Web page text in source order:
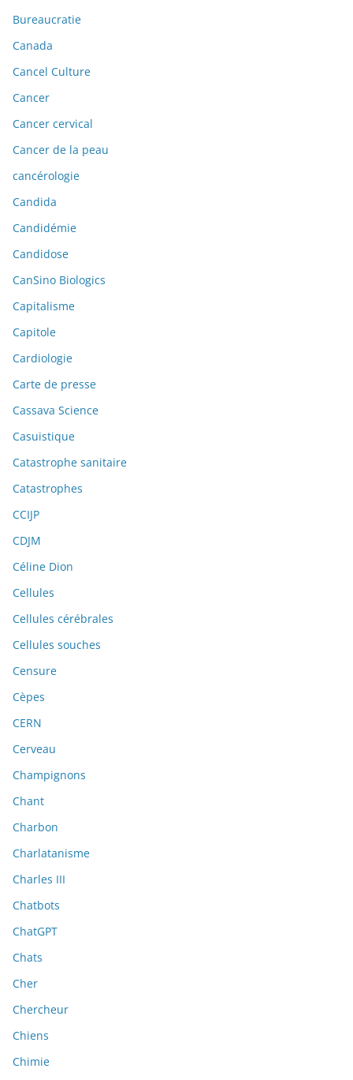
Bureaucratie
Canada
Cancel Culture
Cancer
Cancer cervical
Cancer de la peau
cancérologie
Candida
Candidémie
Candidose
CanSino Biologics
Capitalisme
Capitole
Cardiologie
Carte de presse
Cassava Science
Casuistique
Catastrophe sanitaire
Catastrophes
CCIJP
CDJM
Céline Dion
Cellules
Cellules cérébrales
Cellules souches
Censure
Cèpes
CERN
Cerveau
Champignons
Chant
Charbon
Charlatanisme
Charles III
Chatbots
ChatGPT
Chats
Cher
Chercheur
Chiens
Chimie